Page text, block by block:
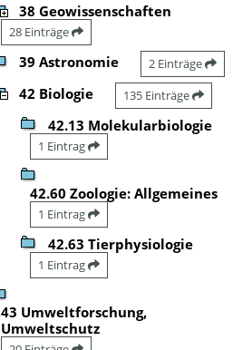
38 Geowissenschaften
28 Einträge
39 Astronomie 2 Einträge
42 Biologie 135 Einträge
42.13 Molekularbiologie
1 Eintrag
42.60 Zoologie: Allgemeines
1 Eintrag
42.63 Tierphysiologie
1 Eintrag
43 Umweltforschung,
Umweltschutz